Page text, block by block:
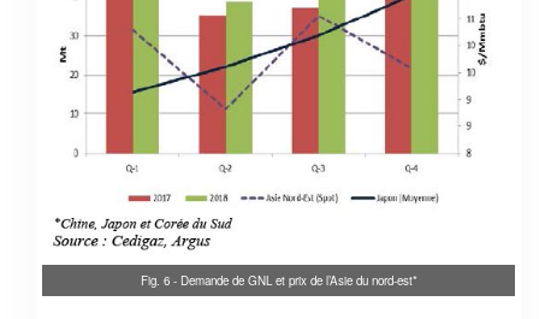
Fig. 6 - Demande de GNL et prix de l’Asie du nord-est*